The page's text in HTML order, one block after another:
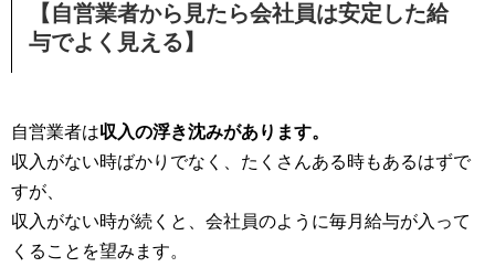
【自営業者から見たら会社員は安定した給
与でよく見える】
自営業者は収入の浮き沈みがあります。
収入がない時ばかりでなく、たくさんある時もあるはずで
すが、
収入がない時が続くと、会社員のように毎月給与が入って
くることを望みます。